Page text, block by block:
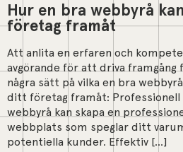
Hur en bra webbyrå
företag framåt
Att anlita en erfaren och
avgörande för att driva
några sätt på vilka en bra
ditt företag framåt: Professionell
webbyrå kan skapa en
webbplats som speglar ditt
potentiella kunder. Effektiv […]